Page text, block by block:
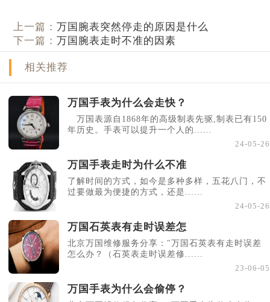
上一篇：万国腕表突然停走的原因是什么
下一篇：万国腕表走时不准的因素
相关推荐
万国手表为什么会走快？
万国表源自1868年的高级制表先驱,制表已有150
年历史。手表可以提升一个人的......
24-05-26
万国手表走时为什么不准
了解时间的方式，如今是多种多样，五花八门，不
过要做最为便捷的方式，还是......
24-05-26
万国石英表有走时误差怎
北京万国维修服务分享："万国石英表有走时误差
怎么办？（石英表走时误差修......
23-06-05
万国手表为什么会偷停？